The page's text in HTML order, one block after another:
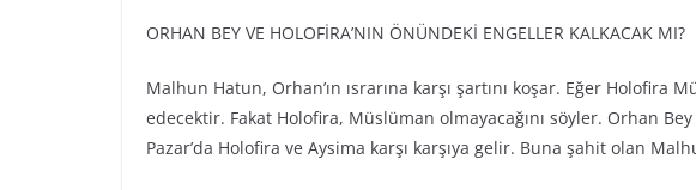
ORHAN BEY VE HOLOFİRA’NIN ÖNÜNDEKİ ENGELLER KALKACAK MI?
Malhun Hatun, Orhan’ın ısrarına karşı şartını koşar. Eğer
edecektir. Fakat Holofira, Müslüman olmayacağını söyler. Orhan
Pazar’da Holofira ve Aysima karşı karşıya gelir. Buna şahit olan